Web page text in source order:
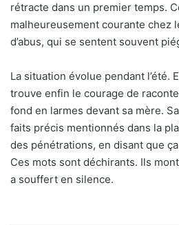
rétracte dans un premier temps.
malheureusement courante chez
d’abus, qui se sentent souvent
La situation évolue pendant l’été.
trouve enfin le courage de
fond en larmes devant sa mère.
faits précis mentionnés dans la
des pénétrations, en disant que
Ces mots sont déchirants. Ils
a souffert en silence.